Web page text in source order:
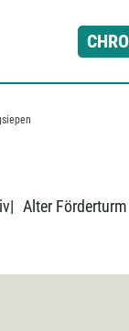
| Alter